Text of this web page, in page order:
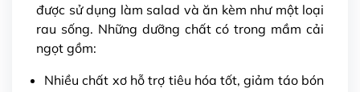
được sử dụng làm salad và ăn kèm như một loại
rau sống. Những dưỡng chất có trong mầm cải
ngọt gồm:
Nhiều chất xơ hỗ trợ tiêu hóa tốt, giảm táo bón